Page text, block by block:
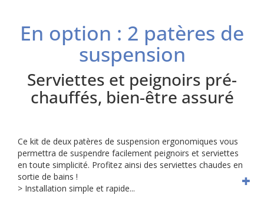
En option : 2 patères de
suspension
Serviettes et peignoirs pré-
chauffés, bien-être assuré
Ce kit de deux patères de suspension ergonomiques vous
permettra de suspendre facilement peignoirs et serviettes
en toute simplicité. Profitez ainsi des serviettes chaudes en
sortie de bains !
> Installation simple et rapide...